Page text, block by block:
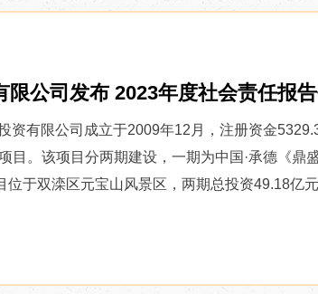
限公司发布 2023年度社会责任报
资有限公司成立于2009年12月，注册资金
目。该项目分两期建设，一期为中国·承德《鼎
位于双滦区元宝山风景区，两期总投资49.18亿